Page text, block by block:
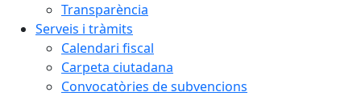
Transparència
Serveis i tràmits
Calendari fiscal
Carpeta ciutadana
Convocatòries de subvencions